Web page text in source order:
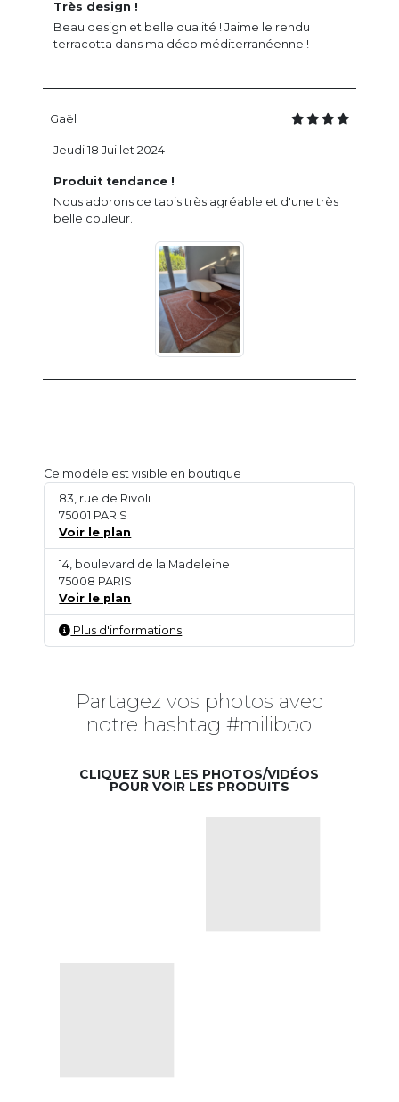
Très design !
Beau design et belle qualité ! Jaime le rendu
terracotta dans ma déco méditerranéenne !
Gaël
Produit tendance !
Nous adorons ce tapis très agréable et d'une très
belle couleur.
Jeudi 18 Juillet 2024
Ce modèle est visible en boutique
83, rue de Rivoli
75001 PARIS
Voir le plan
14, boulevard de la Madeleine
75008 PARIS
Voir le plan
Plus d'informations
Partagez vos photos avec
notre hashtag #miliboo
CLIQUEZ SUR LES PHOTOS/VIDÉOS
POUR VOIR LES PRODUITS